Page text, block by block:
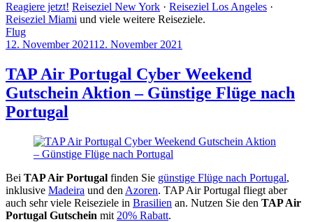
Reagiere jetzt! Reiseziel New York · Reiseziel Los Angeles ·
Reiseziel Miami und viele weitere Reiseziele.
Flug
12. November 202112. November 2021
Allan
TAP Air Portugal Cyber Weekend
Gutschein Aktion – Günstige Flüge nach
Portugal
Bei TAP Air Portugal finden Sie günstige Flüge nach Portugal,
inklusive Madeira und den Azoren. TAP Air Portugal fliegt aber
auch sehr viele Reiseziele in Brasilien an. Nutzen Sie den TAP Air
Portugal Gutschein mit 20% Rabatt.